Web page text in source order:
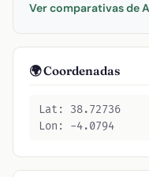
Ver comparativas de
🌍 Coordenadas
Lat: 38.72736
Lon: -4.0794